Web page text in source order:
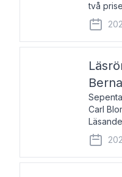
två
ett
tilldelas
och
Carl